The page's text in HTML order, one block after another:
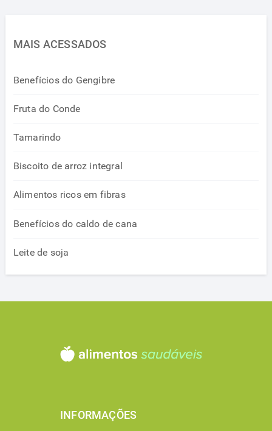
MAIS ACESSADOS
Benefícios do Gengibre
Fruta do Conde
Tamarindo
Biscoito de arroz integral
Alimentos ricos em fibras
Benefícios do caldo de cana
Leite de soja
INFORMAÇÕES